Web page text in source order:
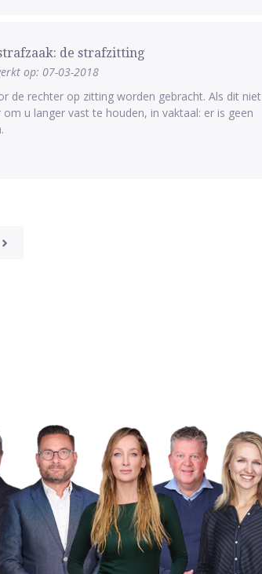
de strafzitting
op: 07-03-2018
de rechter op zitting worden gebracht. Als dit niet
u langer vast te houden, in vaktaal: er is geen